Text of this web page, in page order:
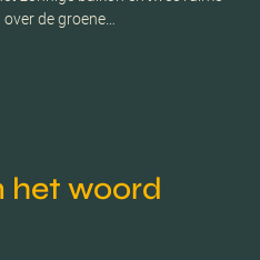
de groene…
het woord